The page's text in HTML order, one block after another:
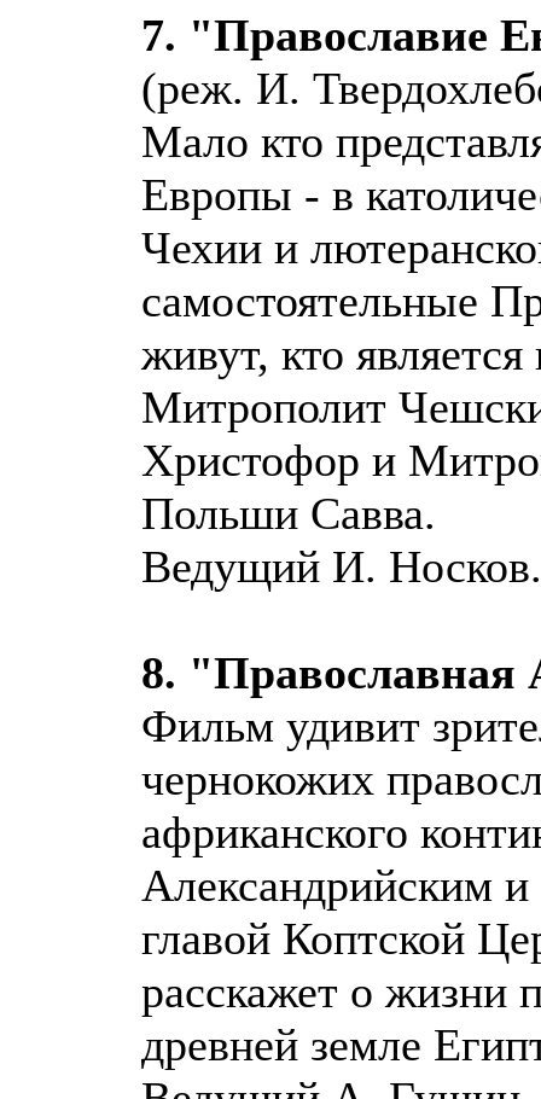
7. "Православие
(реж. И.
Мало кто
Европы - в
Чехии и
самостоятельные
живут, кто
Митрополит
Христофор и
Польши Савва.
Ведущий И. Носков.
8.
Фильм удивит
чернокожих
африканского
Александрийским
главой Коптской
расскажет о жизни
древней земле